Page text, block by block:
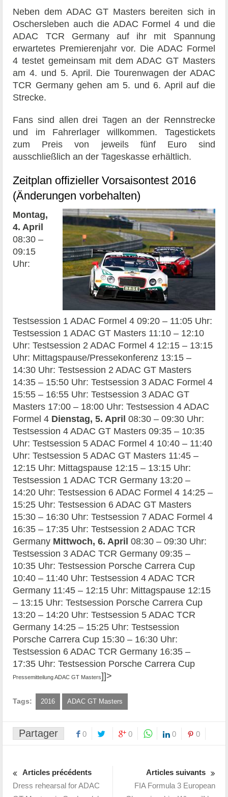
Neben dem ADAC GT Masters bereiten sich in
Oschersleben auch die ADAC Formel 4 und die
ADAC TCR Germany auf ihr mit Spannung
erwartetes Premierenjahr vor. Die ADAC Formel
4 testet gemeinsam mit dem ADAC GT Masters
am 4. und 5. April. Die Tourenwagen der ADAC
TCR Germany gehen am 5. und 6. April auf die
Strecke.
Fans sind allen drei Tagen an der Rennstrecke
und im Fahrerlager willkommen. Tagestickets
zum Preis von jeweils fünf Euro sind
ausschließlich an der Tageskasse erhältlich.
Zeitplan offizieller Vorsaisontest 2016
(Änderungen vorbehalten)
Montag,
4. April
08:30 –
09:15
Uhr:
Testsession 1 ADAC Formel 4 09:20 – 11:05 Uhr:
Testsession 1 ADAC GT Masters 11:10 – 12:10
Uhr: Testsession 2 ADAC Formel 4 12:15 – 13:15
Uhr: Mittagspause/Pressekonferenz 13:15 –
14:30 Uhr: Testsession 2 ADAC GT Masters
14:35 – 15:50 Uhr: Testsession 3 ADAC Formel 4
15:55 – 16:55 Uhr: Testsession 3 ADAC GT
Masters 17:00 – 18:00 Uhr: Testsession 4 ADAC
Formel 4 Dienstag, 5. April 08:30 – 09:30 Uhr:
Testsession 4 ADAC GT Masters 09:35 – 10:35
Uhr: Testsession 5 ADAC Formel 4 10:40 – 11:40
Uhr: Testsession 5 ADAC GT Masters 11:45 –
12:15 Uhr: Mittagspause 12:15 – 13:15 Uhr:
Testsession 1 ADAC TCR Germany 13:20 –
14:20 Uhr: Testsession 6 ADAC Formel 4 14:25 –
15:25 Uhr: Testsession 6 ADAC GT Masters
15:30 – 16:30 Uhr: Testsession 7 ADAC Formel 4
16:35 – 17:35 Uhr: Testsession 2 ADAC TCR
Germany Mittwoch, 6. April 08:30 – 09:30 Uhr:
Testsession 3 ADAC TCR Germany 09:35 –
10:35 Uhr: Testsession Porsche Carrera Cup
10:40 – 11:40 Uhr: Testsession 4 ADAC TCR
Germany 11:45 – 12:15 Uhr: Mittagspause 12:15
– 13:15 Uhr: Testsession Porsche Carrera Cup
13:20 – 14:20 Uhr: Testsession 5 ADAC TCR
Germany 14:25 – 15:25 Uhr: Testsession
Porsche Carrera Cup 15:30 – 16:30 Uhr:
Testsession 6 ADAC TCR Germany 16:35 –
17:35 Uhr: Testsession Porsche Carrera Cup
Pressemitteilung ADAC GT Masters]]>
Tags: 2016 ADAC GT Masters
Partager 0 0 0 0
Articles précédents
Dress rehearsal for ADAC
Articles suivants
FIA Formula 3 European